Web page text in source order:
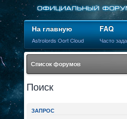
На главную
Astrolords Oort Cloud
FAQ
Часто
Список форумов
Поиск
ЗАПРОС